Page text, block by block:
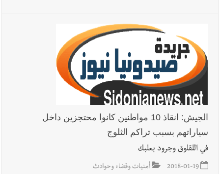
الجيش: انقاذ 10 مواطنين كانوا محتجزين داخل
سياراتهم بسبب تراكم الثلوج
في اللقلوق وجرود بعلبك
2018-01-19 أمنيات وقضاء وحوادث